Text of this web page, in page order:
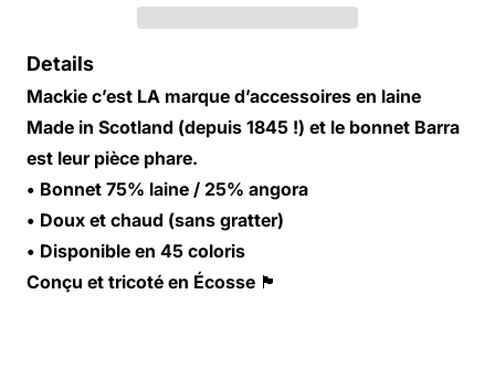
Details
Mackie c’est LA marque d’accessoires en laine
Made in Scotland (depuis 1845 !) et le bonnet Barra
est leur pièce phare.
• Bonnet 75% laine / 25% angora
• Doux et chaud (sans gratter)
• Disponible en 45 coloris
Conçu et tricoté en Écosse 🏴󠁧󠁢󠁳󠁣󠁴󠁿